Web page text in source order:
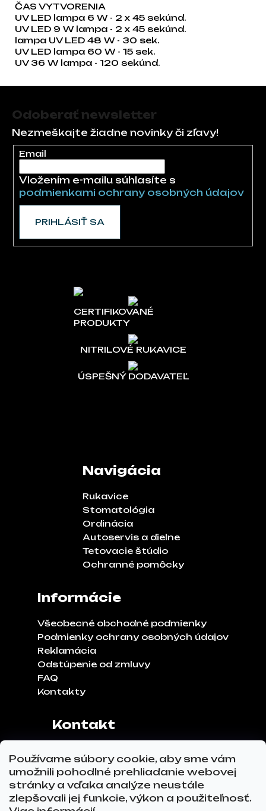
Používame súbory cookie, aby sme vám
umožnili pohodlné prehliadanie webovej
stránky a vďaka analýze neustále
zlepšovali jej funkcie, výkon a použiteľnosť.
ČAS VYTVORENIA
UV LED lampa 6 W - 2 x 45 sekúnd.
UV LED 9 W lampa - 2 x 45 sekúnd.
lampa UV LED 48 W - 30 sek.
UV LED lampa 60 W - 15 sek.
UV 36 W lampa - 120 sekúnd.
Odoberať newsletter
Nezmeškajte žiadne novinky či zľavy!
Email
Vložením e-mailu súhlasíte s
podmienkami ochrany osobných údajov
PRIHLÁSIŤ SA
CERTIFIKOVANÉ
PRODUKTY
NITRILOVÉ RUKAVICE
ÚSPEŠNÝ DODAVATEĽ
Navigácia
Rukavice
Stomatológia
Ordinácia
Autoservis a dielne
Tetovacie štúdio
Ochranné pomôcky
Informácie
Všeobecné obchodné podmienky
Podmienky ochrany osobných údajov
Reklamácia
Odstúpenie od zmluvy
FAQ
Kontakty
Kontakt
Hviezdoslavov
Tel.č.:0911 271 302
Email:info@glovez.sk